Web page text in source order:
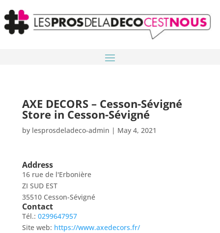
AXE DECORS – Cesson-Sévigné
Store in Cesson-Sévigné
by lesprosdeladeco-admin | May 4, 2021
Address
16 rue de l'Erbonière
ZI SUD EST
35510 Cesson-Sévigné
Contact
Tél.: 0299647957
Site web: https://www.axedecors.fr/